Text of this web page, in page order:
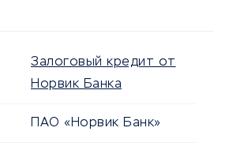
Залоговый кредит от
Норвик Банка
ПАО «Норвик Банк»